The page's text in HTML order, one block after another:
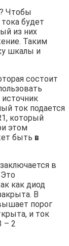
Чтобы
будет
из них
Таким
шкалы и
состоит
ток подается
который
этом
быть в
в
как диод
В
порог
и ток
– 2